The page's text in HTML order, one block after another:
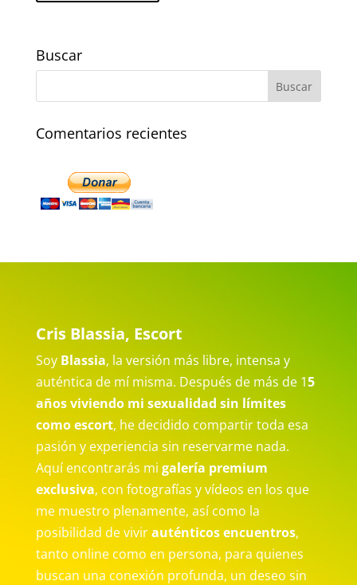
Buscar
Comentarios recientes
Cris Blassia, Escort
Soy Blassia, la versión más libre, intensa y
auténtica de mí misma. Después de más de 15
años viviendo mi sexualidad sin límites
como escort, he decidido compartir toda esa
pasión y experiencia sin reservarme nada.
Aquí encontrarás mi galería premium
exclusiva, con fotografías y vídeos en los que
me muestro plenamente, así como la
posibilidad de vivirauténticos encuentros,
tanto online como en persona, para quienes
buscan una conexión profunda, un deseo sin